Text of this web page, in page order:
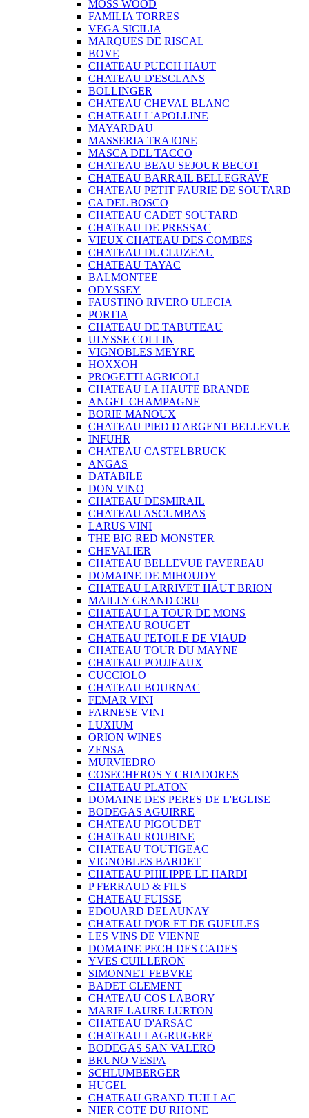
MOSS WOOD
FAMILIA TORRES
VEGA SICILIA
MARQUES DE RISCAL
BOVE
CHATEAU PUECH HAUT
CHATEAU D'ESCLANS
BOLLINGER
CHATEAU CHEVAL BLANC
CHATEAU L'APOLLINE
MAYARDAU
MASSERIA TRAJONE
MASCA DEL TACCO
CHATEAU BEAU SEJOUR BECOT
CHATEAU BARRAIL BELLEGRAVE
CHATEAU PETIT FAURIE DE SOUTARD
CA DEL BOSCO
CHATEAU CADET SOUTARD
CHATEAU DE PRESSAC
VIEUX CHATEAU DES COMBES
CHATEAU DUCLUZEAU
CHATEAU TAYAC
BALMONTEE
ODYSSEY
FAUSTINO RIVERO ULECIA
PORTIA
CHATEAU DE TABUTEAU
ULYSSE COLLIN
VIGNOBLES MEYRE
HOXXOH
PROGETTI AGRICOLI
CHATEAU LA HAUTE BRANDE
ANGEL CHAMPAGNE
BORIE MANOUX
CHATEAU PIED D'ARGENT BELLEVUE
INFUHR
CHATEAU CASTELBRUCK
ANGAS
DATABILE
DON VINO
CHATEAU DESMIRAIL
CHATEAU ASCUMBAS
LARUS VINI
THE BIG RED MONSTER
CHEVALIER
CHATEAU BELLEVUE FAVEREAU
DOMAINE DE MIHOUDY
CHATEAU LARRIVET HAUT BRION
MAILLY GRAND CRU
CHATEAU LA TOUR DE MONS
CHATEAU ROUGET
CHATEAU I'ETOILE DE VIAUD
CHATEAU TOUR DU MAYNE
CHATEAU POUJEAUX
CUCCIOLO
CHATEAU BOURNAC
FEMAR VINI
FARNESE VINI
LUXIUM
ORION WINES
ZENSA
MURVIEDRO
COSECHEROS Y CRIADORES
CHATEAU PLATON
DOMAINE DES PERES DE L'EGLISE
BODEGAS AGUIRRE
CHATEAU PIGOUDET
CHATEAU ROUBINE
CHATEAU TOUTIGEAC
VIGNOBLES BARDET
CHATEAU PHILIPPE LE HARDI
P FERRAUD & FILS
CHATEAU FUISSE
EDOUARD DELAUNAY
CHATEAU D'OR ET DE GUEULES
LES VINS DE VIENNE
DOMAINE PECH DES CADES
YVES CUILLERON
SIMONNET FEBVRE
BADET CLEMENT
CHATEAU COS LABORY
MARIE LAURE LURTON
CHATEAU D'ARSAC
CHATEAU LAGRUGERE
BODEGAS SAN VALERO
BRUNO VESPA
SCHLUMBERGER
HUGEL
CHATEAU GRAND TUILLAC
NIER COTE DU RHONE